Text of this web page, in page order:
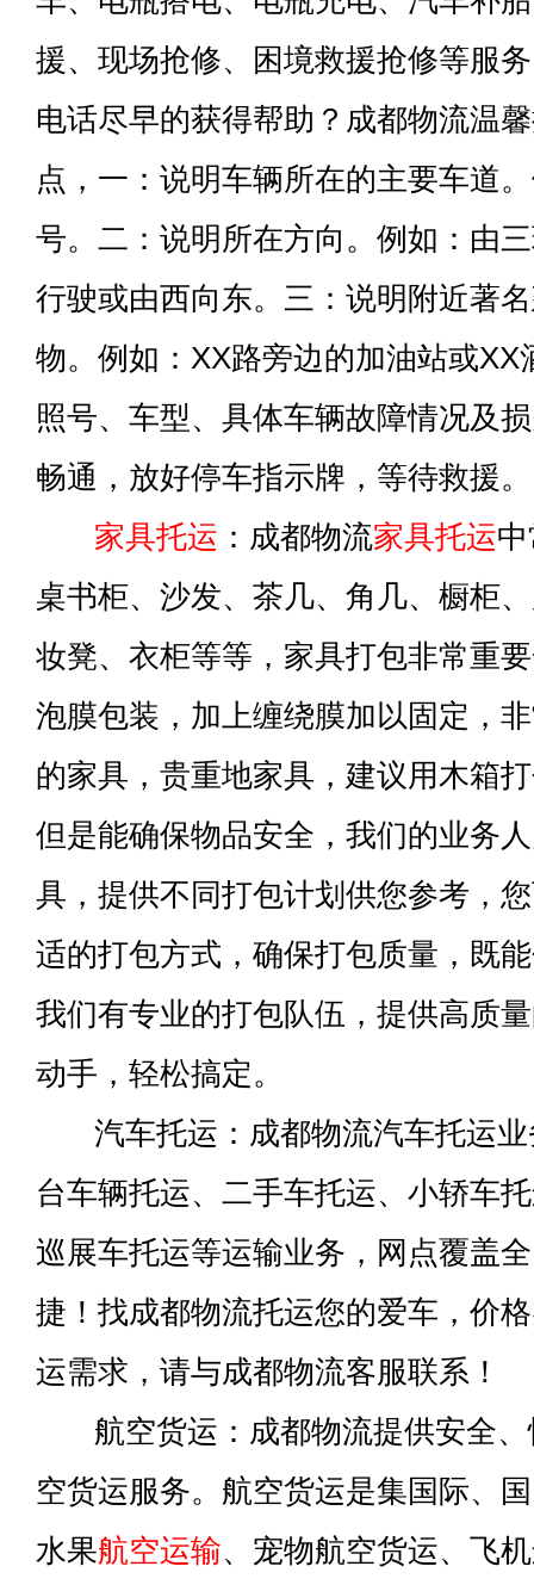
援、现场抢修、困境救援抢修等服
电话尽早的获得帮助？成都物流温
点，一：说明车辆所在的主要车道
号。二：说明所在方向。例如：由
行驶或由西向东。三：说明附近著
物。例如：XX路旁边的加油站或
照号、车型、具体车辆故障情况及
畅通，放好停车指示牌，等待救援。
家具托运 ：成都物流家具托运
桌书柜、沙发、茶几、角几、橱柜
妆凳、衣柜等等，家具打包非常重
泡膜包装，加上缠绕膜加以固定，
的家具，贵重地家具，建议用木箱
但是能确保物品安全，我们的业务
具，提供不同打包计划供您参考，
适的打包方式，确保打包质量，既
我们有专业的打包队伍，提供高质
动手，轻松搞定。
汽车托运：成都物流汽车托运业
台车辆托运、二手车托运、小轿车
巡展车托运等运输业务，网点覆盖
捷！找成都物流托运您的爱车，价
运需求，请与成都物流客服联系！
航空货运：成都物流提供安全、
空货运服务。航空货运是集国际、
水果航空运输、宠物航空货运、飞